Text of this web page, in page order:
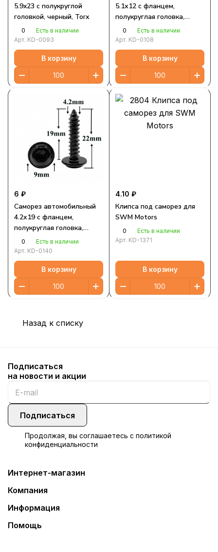
5.9x23 с полукруглой
головкой, черный, Torx
0
Есть в наличии
Арт. KD-0093
В корзину
5.1х12 с фланцем,
полукруглая головка,
черный, Torx
0
Есть в наличии
Арт. KD-0108
В корзину
6 ₽
Саморез автомобильный
4.2х19 с фланцем,
полукруглая головка,
черный, Torx
0
Есть в наличии
Арт. KD-0140
В корзину
4.10 ₽
Клипса под саморез для
SWM Motors
0
Есть в наличии
Арт. KD-1371
В корзину
Назад к списку
Подписаться
на новости и акции
Подписаться
Продолжая, вы соглашаетесь с политикой
конфиденциальности
Интернет-магазин
Компания
Информация
Помощь